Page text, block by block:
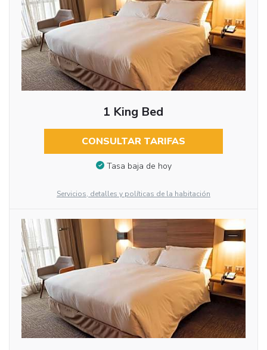
1 King Bed
CONSULTAR TARIFAS
Tasa baja de hoy
Servicios, detalles y políticas de la habitación